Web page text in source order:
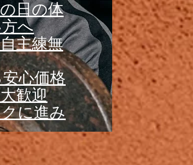
日の体
へ
主練無
心価格
歓迎
に進み